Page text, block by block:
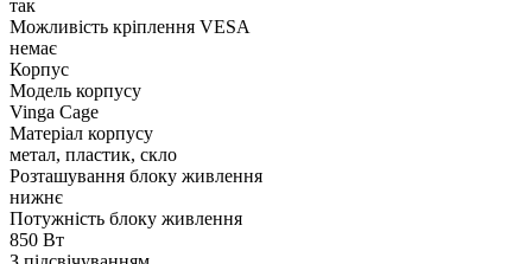
так
Можливість кріплення VESA
немає
Корпус
Модель корпусу
Vinga Cage
Матеріал корпусу
метал, пластик, скло
Розташування блоку живлення
нижнє
Потужність блоку живлення
850 Вт